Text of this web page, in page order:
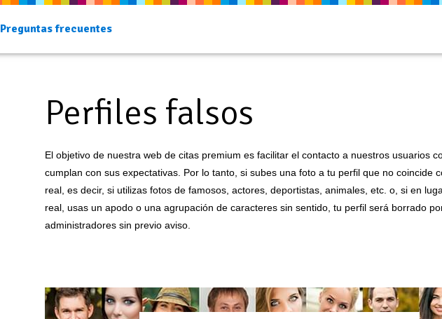
Preguntas frecuentes
Perfiles falsos
El objetivo de nuestra web de citas premium es facilitar el contacto a nuestros usuarios
cumplan con sus expectativas. Por lo tanto, si subes una foto a tu perfil que no coincide
real, es decir, si utilizas fotos de famosos, actores, deportistas, animales, etc. o, si en
real, usas un apodo o una agrupación de caracteres sin sentido, tu perfil será borrado
administradores sin previo aviso.